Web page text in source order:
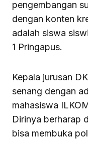
pengembangan
dengan konten
adalah siswa
1 Pringapus.
Kepala jurusan
senang dengan
mahasiswa
Dirinya berharap
bisa membuka